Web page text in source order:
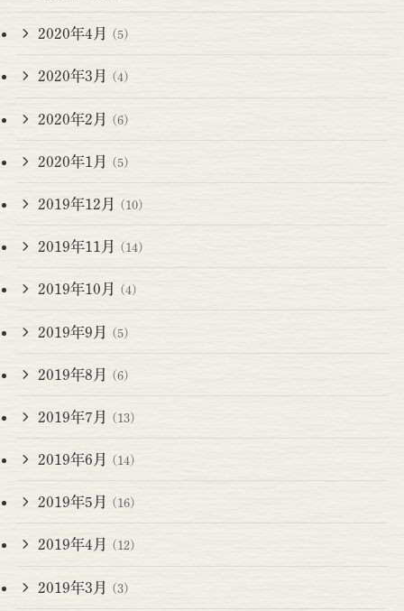
2020年4月 (5)
2020年3月 (4)
2020年2月 (6)
2020年1月 (5)
2019年12月 (10)
2019年11月 (14)
2019年10月 (4)
2019年9月 (5)
2019年8月 (6)
2019年7月 (13)
2019年6月 (14)
2019年5月 (16)
2019年4月 (12)
2019年3月 (3)